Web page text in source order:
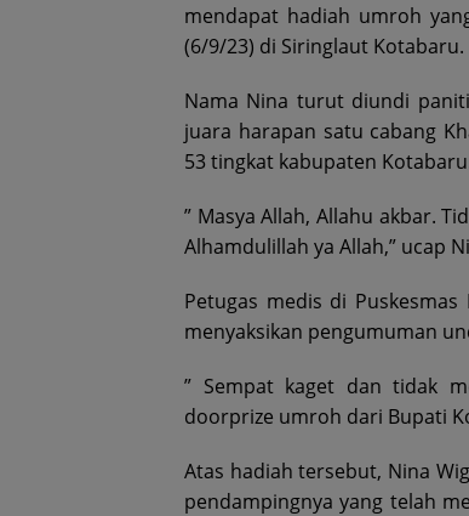
mendapat hadiah umroh
(6/9/23) di Siringlaut Kotabaru.
Nama Nina turut diundi
juara harapan satu cabang
53 tingkat kabupaten
” Masya Allah, Allahu akbar.
Alhamdulillah ya Allah,” ucap
Petugas medis di
menyaksikan pengumuman
” Sempat kaget dan tidak
doorprize umroh dari Bupati
Atas hadiah tersebut, Nina
pendampingnya yang telah